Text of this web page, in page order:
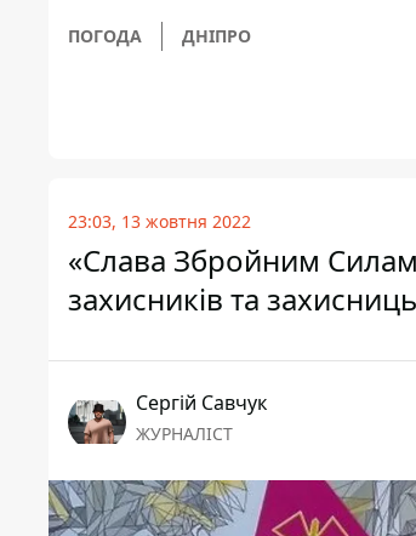
ПОГОДА ДНІПРО
23:03, 13 жовтня 2022
«Слава Збройним
захисників та
Сергій Савчук
ЖУРНАЛІСТ